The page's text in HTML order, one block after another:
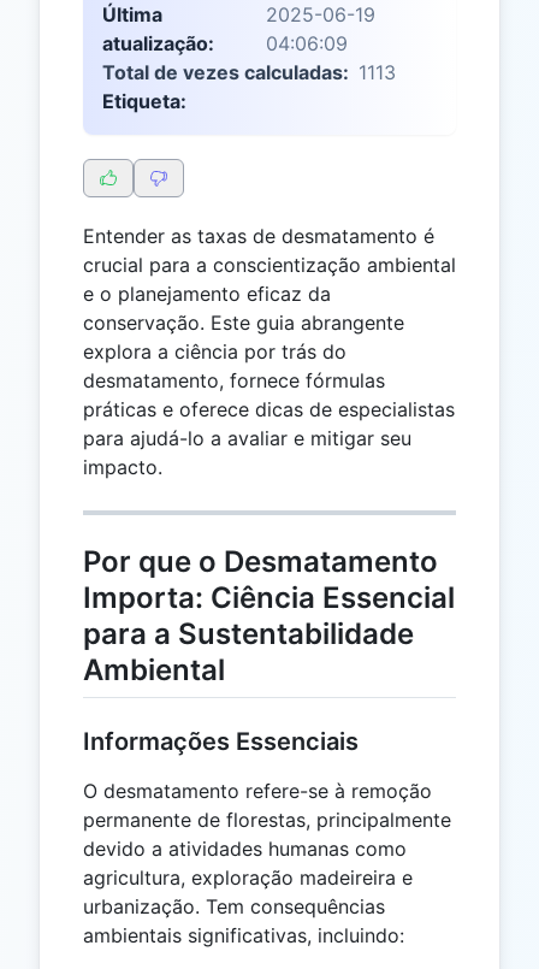
Última
atualização:
2025-06-19
04:06:09
Total de vezes calculadas: 1113
Etiqueta:
Entender as taxas de desmatamento é
crucial para a conscientização ambiental
e o planejamento eficaz da
conservação. Este guia abrangente
explora a ciência por trás do
desmatamento, fornece fórmulas
práticas e oferece dicas de especialistas
para ajudá-lo a avaliar e mitigar seu
impacto.
Por que o Desmatamento
Importa: Ciência Essencial
para a Sustentabilidade
Ambiental
Informações Essenciais
O desmatamento refere-se à remoção
permanente de florestas, principalmente
devido a atividades humanas como
agricultura, exploração madeireira e
urbanização. Tem consequências
ambientais significativas, incluindo: